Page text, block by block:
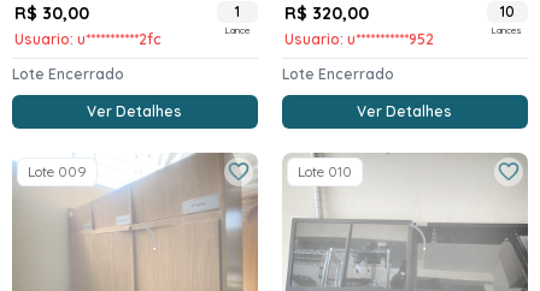
R$ 30,00
Usuario: u***********2fc
1
Lance
Lote Encerrado
Ver Detalhes
R$ 320,00
Usuario: u***********952
10
Lances
Lote Encerrado
Ver Detalhes
Lote 009 Lote 010